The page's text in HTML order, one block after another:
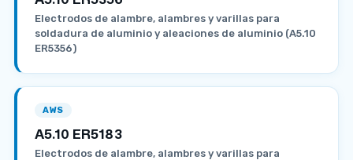
Electrodos de alambre, alambres y varillas para
soldadura de aluminio y aleaciones de aluminio (A5.10
ER5356)
AWS
A5.10 ER5183
Electrodos de alambre, alambres y varillas para